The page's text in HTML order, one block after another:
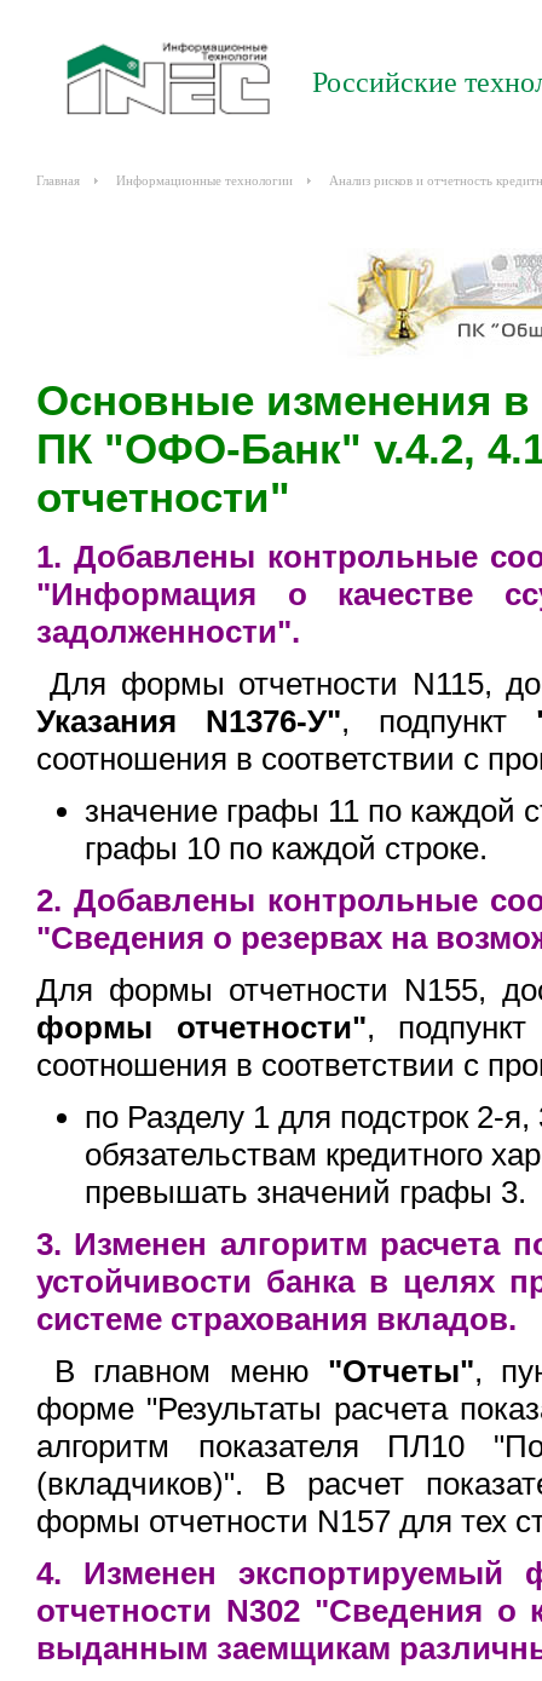
Российские
Главная Информационные технологии Анализ рисков и отчетность
Основные изменения в
ПК "ОФО-Банк" v.4.2,
отчетности"
1. Добавлены контрольные
"Информация о качестве
задолженности".
Для формы отчетности N115,
Указания N1376-У", подпункт
соотношения в соответствии с
значение графы 11 по каждой
графы 10 по каждой строке.
2. Добавлены контрольные
"Сведения о резервах на
Для формы отчетности N155,
формы отчетности",
соотношения в соответствии с
по Разделу 1 для подстрок 2-
обязательствам кредитного
превышать значений графы 3.
3. Изменен алгоритм расчета
устойчивости банка в целях
системе страхования вкладов.
В главном меню "Отчеты",
форме "Результаты расчета
алгоритм показателя ПЛ10
(вкладчиков)". В расчет
формы отчетности N157 для тех
4. Изменен
отчетности N302 "Сведения о
выданным заемщикам